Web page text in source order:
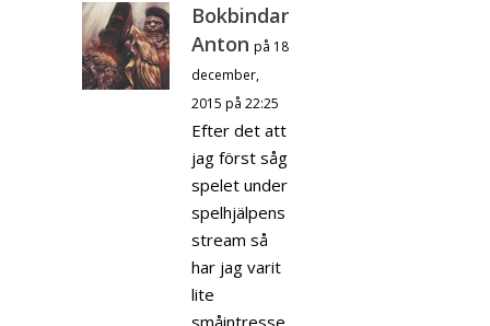
Bokbindar
Anton på 18
december,
2015 på 22:25
Efter det att
jag först såg
spelet under
spelhjälpens
stream så
har jag varit
lite
småintresse